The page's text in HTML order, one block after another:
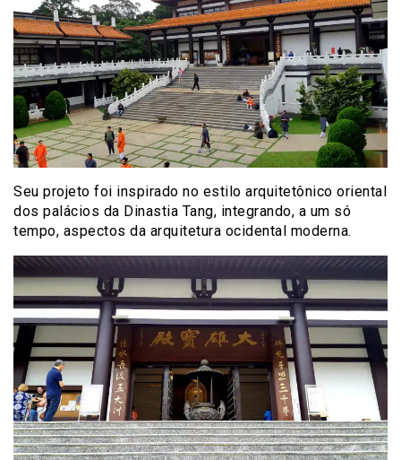
Seu projeto foi inspirado no estilo arquitetônico oriental
dos palácios da Dinastia Tang, integrando, a um só
tempo, aspectos da arquitetura ocidental moderna.